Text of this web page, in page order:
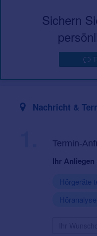
Sichern
Nachricht &
Termin-
Ihr Anliegen
Hörgeräte
Höranalyse